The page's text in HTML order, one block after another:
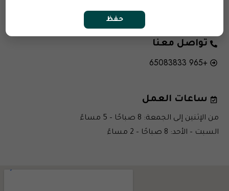
Support@methqalperfumes.com
تواصل معنا
+965 65083833
ساعات العمل
من الإثنين إلى الجمعة: 8 صباحًا – 5 مساءً
السبت – الأحد: 8 صباحًا – 2 مساءً
حفظ